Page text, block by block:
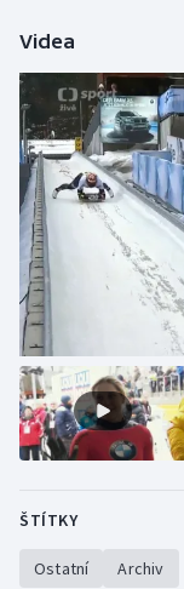
Rychlobruslení
Rychlostní
Short track
Sportovní
Stolní tenis
Veslování
Vodní slalom
Volejbal
Ostatní
Videa
ŠTÍTKY
Ostatní Archiv